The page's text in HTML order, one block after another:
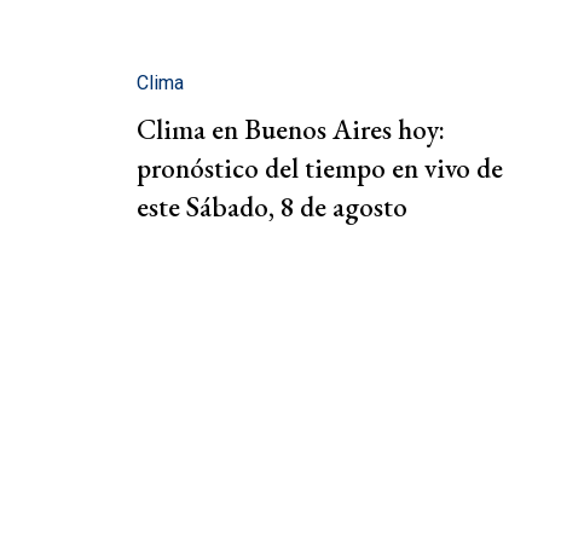
Clima
Clima en Buenos Aires hoy:
pronóstico del tiempo en vivo de
este Sábado, 8 de agosto